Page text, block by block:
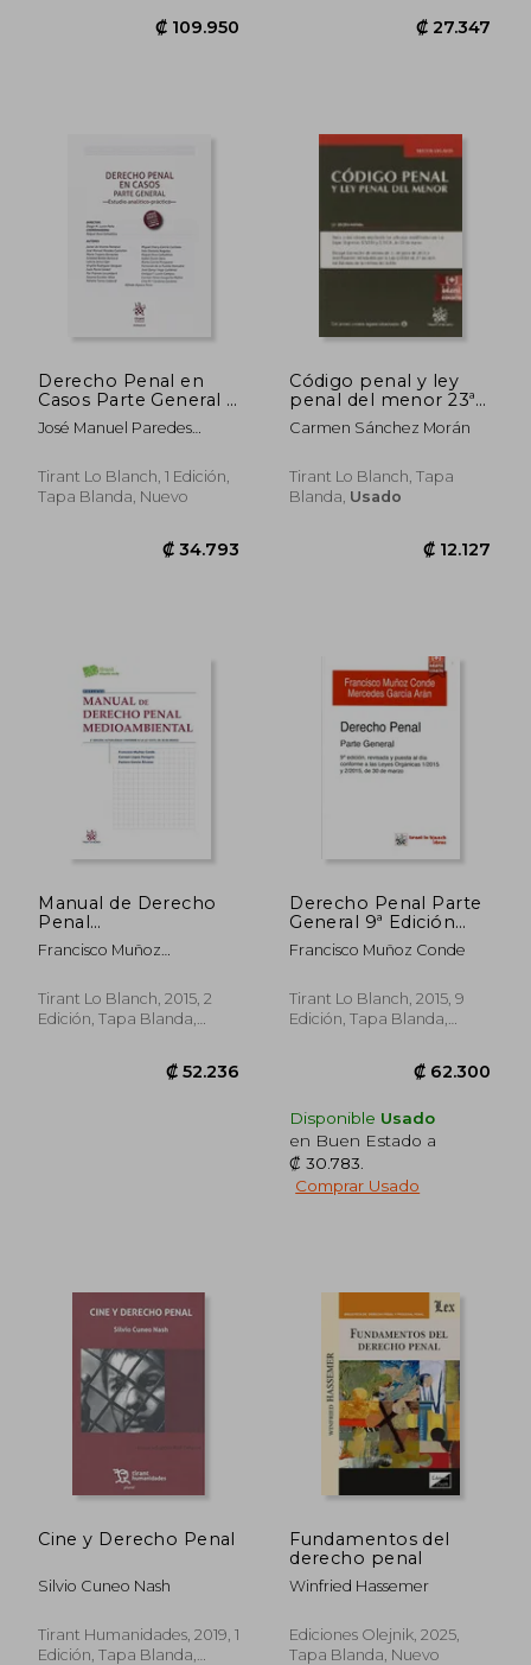
C&Aacute;Rceles; David
Guitart; Em
Derecho Penal en
Casos Parte General -
Estudio Analítico-
Práctico-
José Manuel Paredes
Tirant Lo Blanch, 1 Edición,
Tapa Blanda, Nuevo
Código penal y ley
penal del menor 23ª
Ed. 2015 (Textos
Legales)
Carmen Sánchez Morán
Tirant Lo Blanch, Tapa
Blanda, Usado
Manual de Derecho
Penal
Medioambiental 2ª
Edición 2015
Derecho Penal)
Francisco Muñoz
López Peregrín,Pastora
García Álvarez
Tirant Lo Blanch, 2015, 2
Edición, Tapa Blanda,
Derecho Penal Parte
General 9ª Edición
2015 (Manuales de
Derecho Penal)
Francisco Muñoz Conde
Tirant Lo Blanch, 2015, 9
Edición, Tapa Blanda,
Disponible Usado
en Buen Estado a
₡ 30.783
Comprar Usado
Cine y Derecho Penal
Silvio Cuneo Nash
Tirant Humanidades, 2019, 1
Edición, Tapa Blanda,
Fundamentos del
derecho penal
Winfried Hassemer
Ediciones Olejnik, 2025,
Tapa Blanda, Nuevo